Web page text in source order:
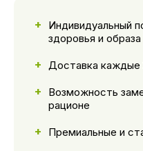
Индивидуальный
здоровья и
Доставка каждые
Возможность
рационе
Премиальные и